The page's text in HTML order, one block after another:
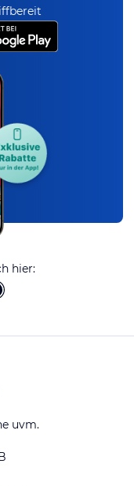
hier:
uvm.